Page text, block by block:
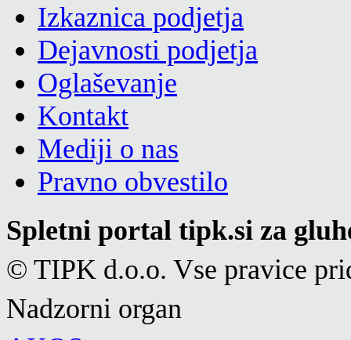
Izkaznica podjetja
Dejavnosti podjetja
Oglaševanje
Kontakt
Mediji o nas
Pravno obvestilo
Spletni portal tipk.si za
© TIPK d.o.o. Vse pravice
Nadzorni organ